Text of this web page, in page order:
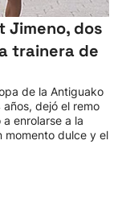
Jimeno, dos
trainera de
de la Antiguako
dejó el remo
enrolarse a la
momento dulce y el